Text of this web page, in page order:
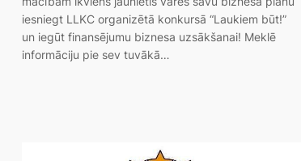
iesniegt LLKC organizētā konkursā “Laukiem būt!”
un iegūt finansējumu biznesa uzsākšanai! Meklē
informāciju pie sev tuvākā…